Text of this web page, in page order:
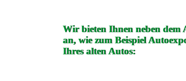
Wir bieten Ihnen neben dem
an, wie zum Beispiel
Ihres alten Autos: